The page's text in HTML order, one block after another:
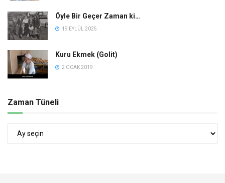
Öyle Bir Geçer Zaman ki…
19 EYLÜL 2025
Kuru Ekmek (Golit)
2 OCAK 2019
Zaman Tüneli
Zaman
Tüneli